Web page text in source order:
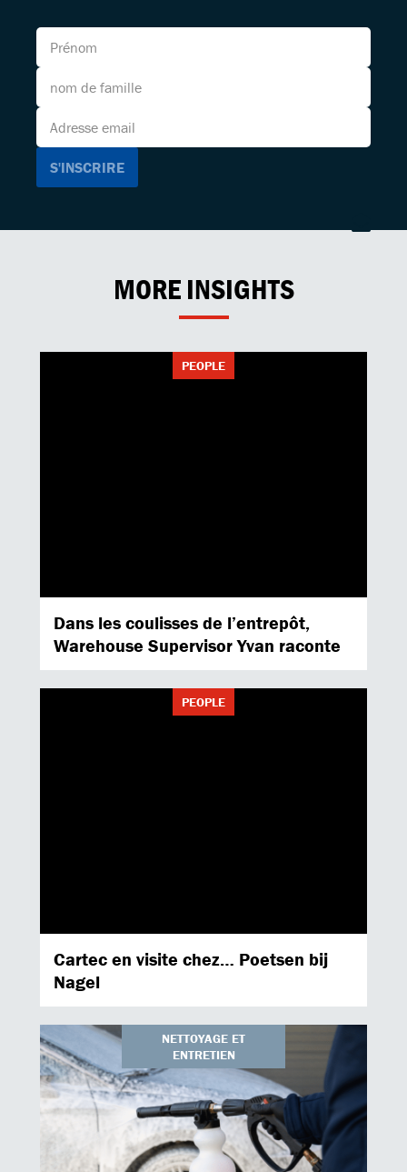
MORE INSIGHTS
PEOPLE
Dans les coulisses de l’entrepôt,
Warehouse Supervisor Yvan raconte
PEOPLE
Cartec en visite chez… Poetsen bij
Nagel
NETTOYAGE ET
ENTRETIEN